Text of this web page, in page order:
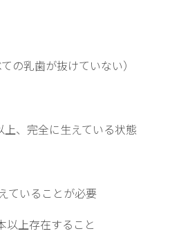
の乳歯が抜けていない）
、完全に生えている状態
ていることが必要
上存在すること